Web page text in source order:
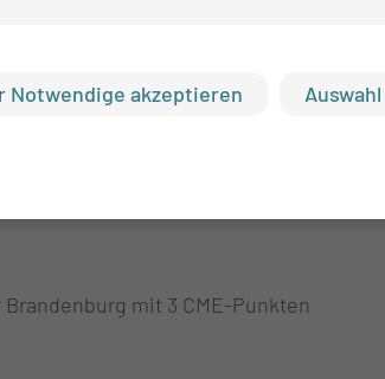
and Medical University, Potsdam
Augsburg
mit 3 CME-Punkten
Notwendige akzeptieren